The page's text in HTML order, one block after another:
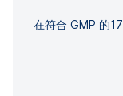
在符合 GMP 的